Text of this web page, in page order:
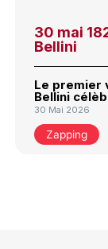
30 mai
Bellini
Le premier
Bellini
30 Mai 2026
Zapping